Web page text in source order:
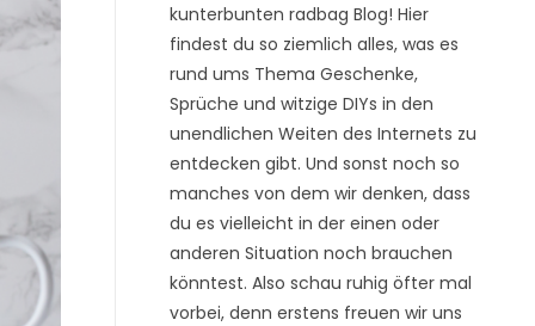
kunterbunten radbag Blog! Hier
findest du so ziemlich alles, was es
rund ums Thema Geschenke,
Sprüche und witzige DIYs in den
unendlichen Weiten des Internets zu
entdecken gibt. Und sonst noch so
manches von dem wir denken, dass
du es vielleicht in der einen oder
anderen Situation noch brauchen
könntest. Also schau ruhig öfter mal
vorbei, denn erstens freuen wir uns